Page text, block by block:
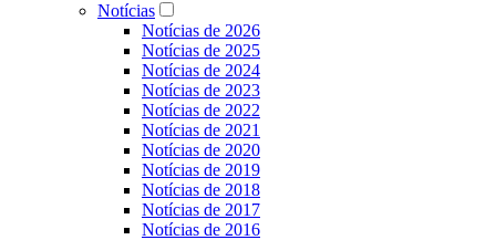
Notícias
Notícias de 2026
Notícias de 2025
Notícias de 2024
Notícias de 2023
Notícias de 2022
Notícias de 2021
Notícias de 2020
Notícias de 2019
Notícias de 2018
Notícias de 2017
Notícias de 2016